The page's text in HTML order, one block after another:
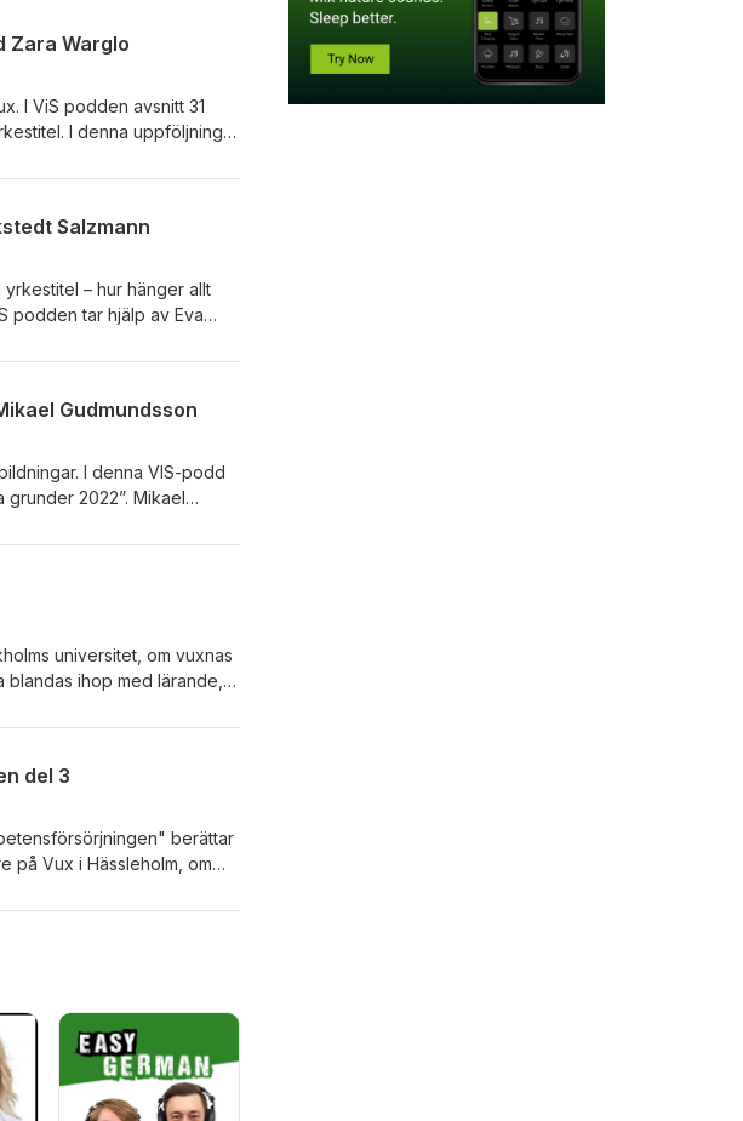
Zara Warglo
I ViS podden avsnitt 31
I denna uppföljning
Salzmann
– hur hänger allt
podden tar hjälp av Eva
Gudmundsson
I denna VIS-podd
2022”. Mikael
hänseenden kan jämföras
universitet, om vuxnas
ihop med lärande,
Om detta och mycket
del 3
berättar
på Vux i Hässleholm, om